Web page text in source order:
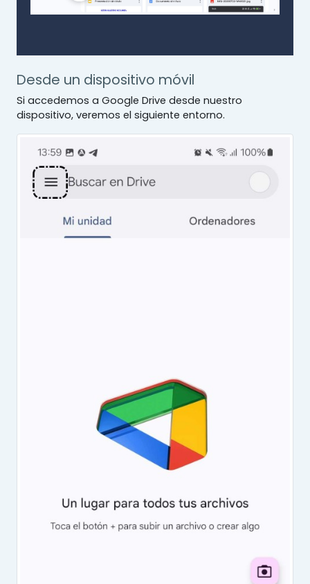
Desde un dispositivo móvil
Si accedemos a Google Drive desde nuestro
dispositivo, veremos el siguiente entorno.